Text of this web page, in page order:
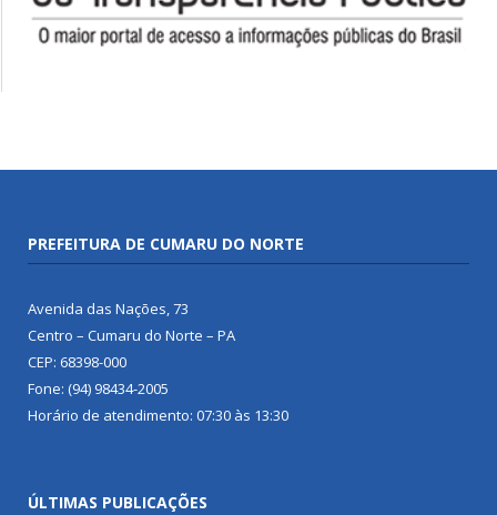
PREFEITURA DE CUMARU DO NORTE
Avenida das Nações, 73
Centro – Cumaru do Norte – PA
CEP: 68398-000
Fone: (94) 98434-2005
Horário de atendimento: 07:30 às 13:30
ÚLTIMAS PUBLICAÇÕES